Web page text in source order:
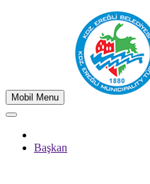
Mobil Menu
Başkan